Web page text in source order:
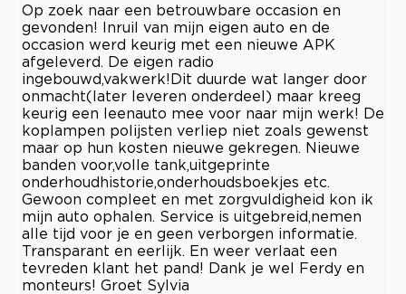
Op zoek naar een betrouwbare occasion en
gevonden! Inruil van mijn eigen auto en de
occasion werd keurig met een nieuwe APK
afgeleverd. De eigen radio
ingebouwd,vakwerk!Dit duurde wat langer door
onmacht(later leveren onderdeel) maar kreeg
keurig een leenauto mee voor naar mijn werk! De
koplampen polijsten verliep niet zoals gewenst
maar op hun kosten nieuwe gekregen. Nieuwe
banden voor,volle tank,uitgeprinte
onderhoudhistorie,onderhoudsboekjes etc.
Gewoon compleet en met zorgvuldigheid kon ik
mijn auto ophalen. Service is uitgebreid,nemen
alle tijd voor je en geen verborgen informatie.
Transparant en eerlijk. En weer verlaat een
tevreden klant het pand! Dank je wel Ferdy en
monteurs! Groet Sylvia